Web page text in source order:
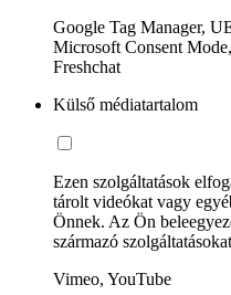
Google Tag Manager,
Microsoft Consent
Freshchat
Külső médiatartalom
Ezen szolgáltatások
tárolt videókat vagy
Önnek. Az Ön
származó
Vimeo, YouTube